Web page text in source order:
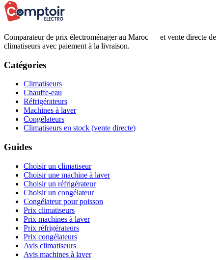
Comparateur de prix électroménager au Maroc — et vente directe de
climatiseurs avec paiement à la livraison.
Catégories
Climatiseurs
Chauffe-eau
Réfrigérateurs
Machines à laver
Congélateurs
Climatiseurs en stock (vente directe)
Guides
Choisir un climatiseur
Choisir une machine à laver
Choisir un réfrigérateur
Choisir un congélateur
Congélateur pour poisson
Prix climatiseurs
Prix machines à laver
Prix réfrigérateurs
Prix congélateurs
Avis climatiseurs
Avis machines à laver